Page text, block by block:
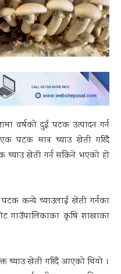
वर्षको दुई पटक उत्पादन गर्न
पटक मात्र च्याउ खेती गरिदै
च्याउ खेती गर्न सकिने भएको हो
पटक कन्ये च्याउलाई खेती गर्नका
गाउँपालिकाका कृषि शाखाका
च्याउ खेती गरिदै आएको थियो ।